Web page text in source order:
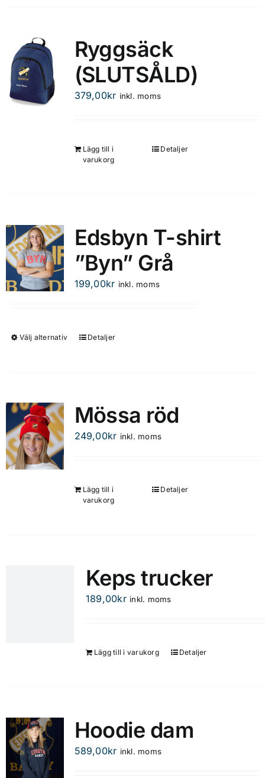
Ryggsäck
(SLUTSÅLD)
379,00kr inkl. moms
Lägg till i
varukorg
Detaljer
Edsbyn T-shirt
”Byn” Grå
199,00kr inkl. moms
Välj alternativ
Den
varianter.
De
väljas
Detaljer
Mössa röd
249,00kr inkl. moms
Lägg till i
varukorg
Detaljer
Keps trucker
189,00kr inkl. moms
Lägg till i varukorg Detaljer
Hoodie dam
589,00kr inkl. moms